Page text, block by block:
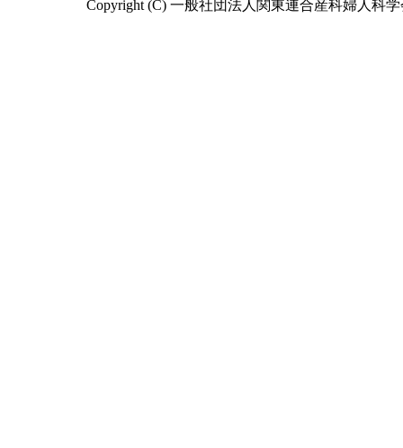
Copyright (C) 一般社団法人関東連合産科婦人科